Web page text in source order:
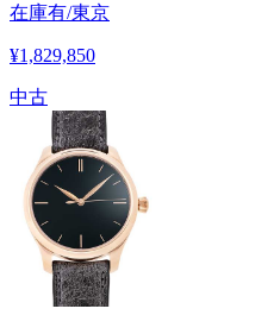
在庫有/東京
¥1,829,850
中古